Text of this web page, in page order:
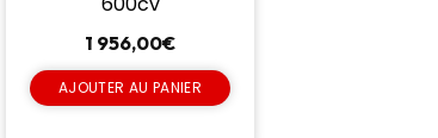
1 956,00€
AJOUTER AU PANIER